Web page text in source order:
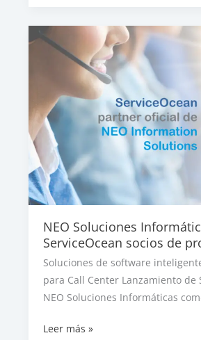
Service:
Impulsa
eficiencia
sostenibilidad
NEO Soluciones
ServiceOcean socios de
Soluciones de software
para Call Center Lanzamiento de
NEO Soluciones Informáticas
NEO
Leer más »